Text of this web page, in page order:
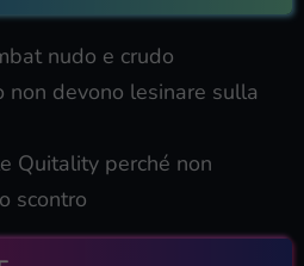
nudo e crudo
non devono lesinare sulla
Quitality perché non
scontro